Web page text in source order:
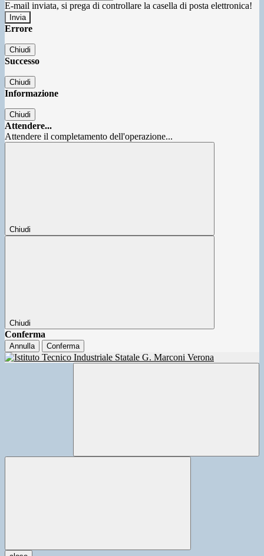
E-mail inviata, si prega di controllare la casella di posta elettronica!
Errore
Chiudi
Successo
Chiudi
Informazione
Chiudi
Attendere...
Attendere il completamento dell'operazione...
Chiudi
Chiudi
Conferma
Annulla Conferma